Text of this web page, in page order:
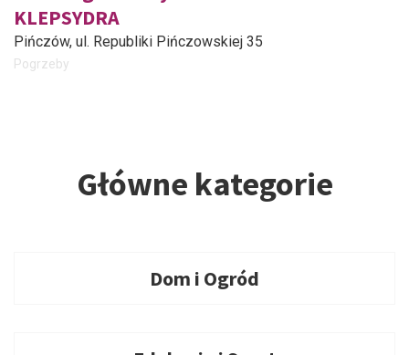
KLEPSYDRA
Pińczów, ul. Republiki Pińczowskiej 35
Pogrzeby
Główne kategorie
Dom i Ogród